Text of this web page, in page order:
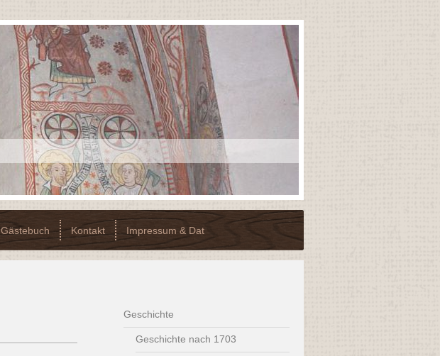
Gästebuch Kontakt Impressum & Dat
Geschichte
Geschichte nach 1703